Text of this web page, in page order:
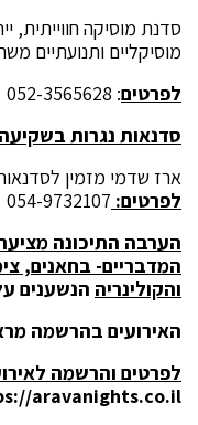
סדנת מוסיקה
מוסיקליים ותנועתיים
לפרטים: 052-3565628
סדנאות נגרות
ארז שדמי מזמין לסדנאות
לפרטים: 054-9732107
הערבה התיכונה מציעה
המדבריים- בחאנים,
והקולינריההנשענים
האירועים בהרשמה
לפרטים והרשמה
aravanights.co.il